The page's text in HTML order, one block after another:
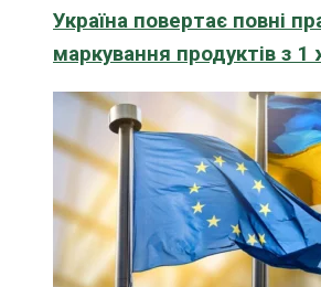
Україна повертає повні
маркування продуктів з 1